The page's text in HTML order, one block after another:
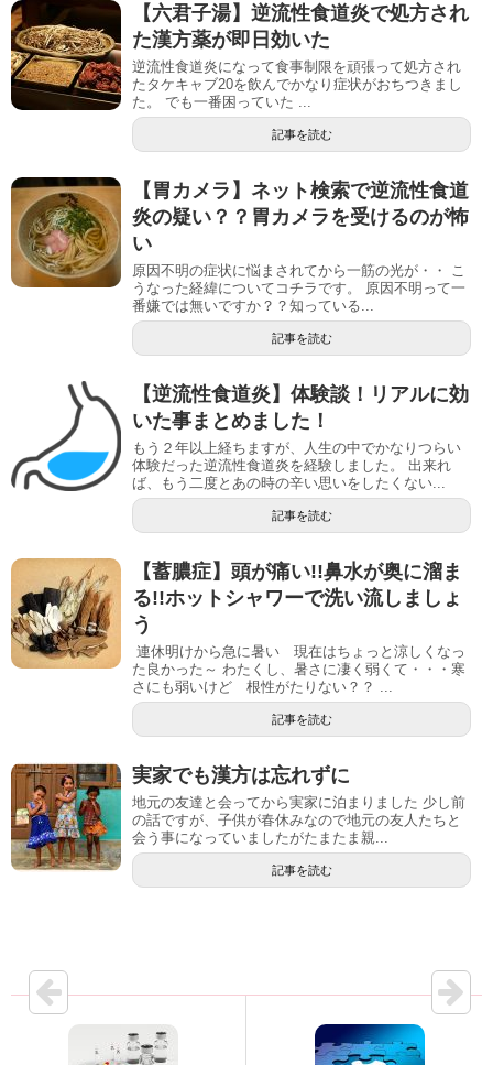
【六君子湯】逆流性食道炎で処方され
た漢方薬が即日効いた
逆流性食道炎になって食事制限を頑張って処方され
たタケキャブ20を飲んでかなり症状がおちつきまし
た。 でも一番困っていた ...
記事を読む
【胃カメラ】ネット検索で逆流性食道
炎の疑い？？胃カメラを受けるのが怖
い
原因不明の症状に悩まされてから一筋の光が・・ こ
うなった経緯についてコチラです。 原因不明って一
番嫌では無いですか？？知っている...
記事を読む
【逆流性食道炎】体験談！リアルに効
いた事まとめました！
もう２年以上経ちますが、人生の中でかなりつらい
体験だった逆流性食道炎を経験しました。 出来れ
ば、もう二度とあの時の辛い思いをしたくない...
記事を読む
【蓄膿症】頭が痛い!!鼻水が奥に溜ま
る!!ホットシャワーで洗い流しましょ
う
連休明けから急に暑い 現在はちょっと涼しくなっ
た良かった～ わたくし、暑さに凄く弱くて・・・寒
さにも弱いけど 根性がたりない？？ ...
記事を読む
実家でも漢方は忘れずに
地元の友達と会ってから実家に泊まりました 少し前
の話ですが、子供が春休みなので地元の友人たちと
会う事になっていましたがたまたま親...
記事を読む